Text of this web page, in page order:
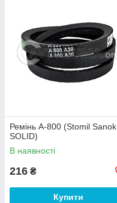
Ремінь A-800 (Stomil Sanok
SOLID)
В наявності
216 ₴
Купити